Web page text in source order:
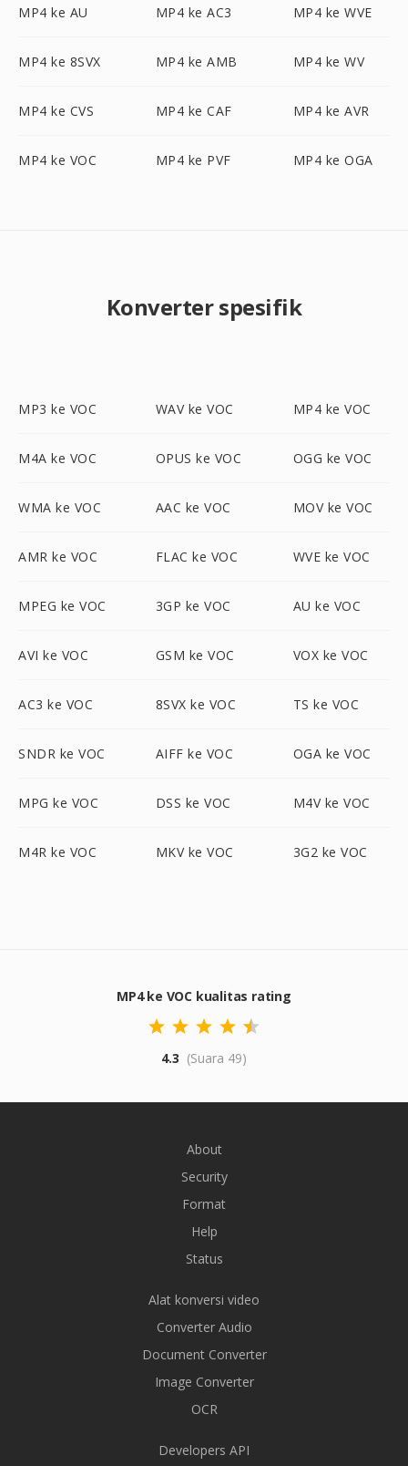
MP4 ke AU MP4 ke AC3 MP4 ke WVE
MP4 ke 8SVX MP4 ke AMB MP4 ke WV
MP4 ke CVS MP4 ke CAF MP4 ke AVR
MP4 ke VOC MP4 ke PVF MP4 ke OGA
Konverter spesifik
MP3 ke VOC WAV ke VOC MP4 ke VOC
M4A ke VOC OPUS ke VOC OGG ke VOC
WMA ke VOC AAC ke VOC MOV ke VOC
AMR ke VOC FLAC ke VOC WVE ke VOC
MPEG ke VOC 3GP ke VOC AU ke VOC
AVI ke VOC GSM ke VOC VOX ke VOC
AC3 ke VOC 8SVX ke VOC TS ke VOC
SNDR ke VOC AIFF ke VOC OGA ke VOC
MPG ke VOC DSS ke VOC M4V ke VOC
M4R ke VOC MKV ke VOC 3G2 ke VOC
MP4 ke VOC kualitas rating
4.3 (Suara 49)
About
Security
Format
Help
Status
Alat konversi video
Converter Audio
Document Converter
Image Converter
OCR
Developers API